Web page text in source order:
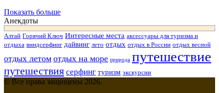
Показать больше
Анекдоты
Алтай Горячий Ключ Интересные места аксессуары для туризма и
отдыха виндсерфинг дайвинг лето отдых отдых в России отдых весной
отдых летом отдых на море природа путешествие
путешествия серфинг туризм экскурсии
© Все права защищены 2026.